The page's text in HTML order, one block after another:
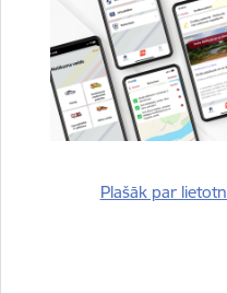
Plašāk par
Vai šī